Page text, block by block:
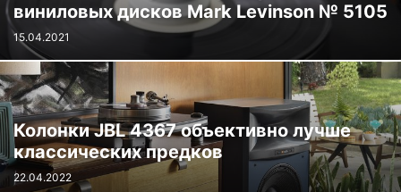
виниловых дисков Mark Levinson № 5105
15.04.2021
Колонки JBL 4367 объективно лучше
классических предков
22.04.2022